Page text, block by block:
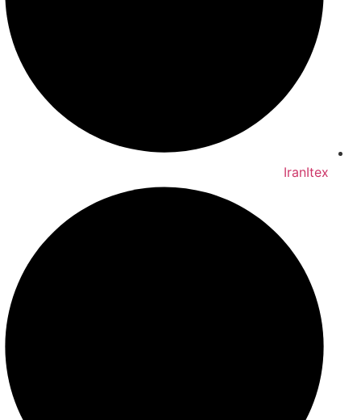
IranItex